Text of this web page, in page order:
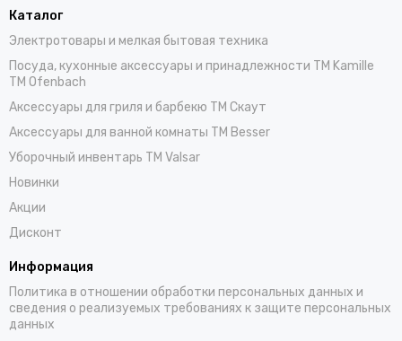
Каталог
Электротовары и мелкая бытовая техника
Посуда, кухонные аксессуары и принадлежности TM Kamille
TM Ofenbach
Аксессуары для гриля и барбекю TM Скаут
Аксессуары для ванной комнаты TM Besser
Уборочный инвентарь TM Valsar
Новинки
Акции
Дисконт
Информация
Политика в отношении обработки персональных данных и
сведения о реализуемых требованиях к защите персональных
данных